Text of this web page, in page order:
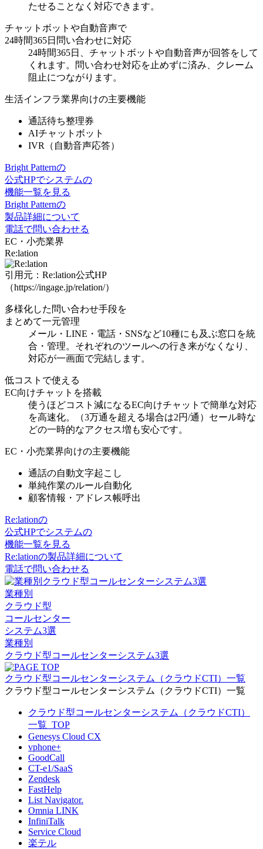
たせることなく対応できます。
チャットボットや自動音声で
24時間365日問い合わせに対応
24時間365日、チャットボットや自動音声が回答をして
くれます。
問い合わせ対応を止めずに済み、クレーム
阻止につながります。
生活インフラ業界向けの主要機能
通話待ち整理券
AIチャットボット
IVR（自動音声応答）
Bright Patternの
公式HPでシステムの
機能一覧を見る
Bright Patternの
製品詳細について
電話で問い合わせる
EC・小売業界
Re:lation
引用元：Re:lation公式HP
（https://ingage.jp/relation/）
多様化した問い合わせ手段を
まとめて一元管理
メール・LINE・電話・SNSなど10種にも及ぶ窓口を統
合・管理。それぞれのツールへの行き来がなくなり、
対応が一画面で完結します。
低コストで使える
EC向けチャットを搭載
使うほどコスト減になるEC向けチャット で簡単な対応
を高速化。（3万通を超える場合は2円/通）セール時な
どの一時的なアクセス増も安心です。
EC・小売業界向けの主要機能
通話の自動文字起こし
単純作業のルール自動化
顧客情報・アドレス帳呼出
Re:lationの
公式HPでシステムの
機能一覧を見る
Re:lationの製品詳細について
電話で問い合わせる
業種別
クラウド型
コールセンター
システム3選
業種別
クラウド型コールセンターシステム3選
クラウド型コールセンターシステム（クラウドCTI）一覧
クラウド型コールセンターシステム（クラウドCTI）一覧
クラウド型コールセンターシステム（クラウドCTI）
一覧_TOP
Genesys Cloud CX
vphone+
GoodCall
CT-e1/SaaS
Zendesk
FastHelp
List Navigator.
Omnia LINK
InfiniTalk
Service Cloud
楽テル